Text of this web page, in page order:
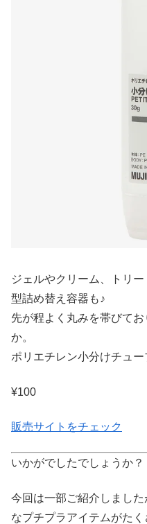
ジェルやクリーム、トリ
型詰め替え容器も♪
先が程よく丸みを帯びて
か。
ポリエチレン小分けチュー
¥100
販売サイトをチェック
いかがでしたでしょうか？
今回は一部ご紹介しまし
なプチプラアイテムがた